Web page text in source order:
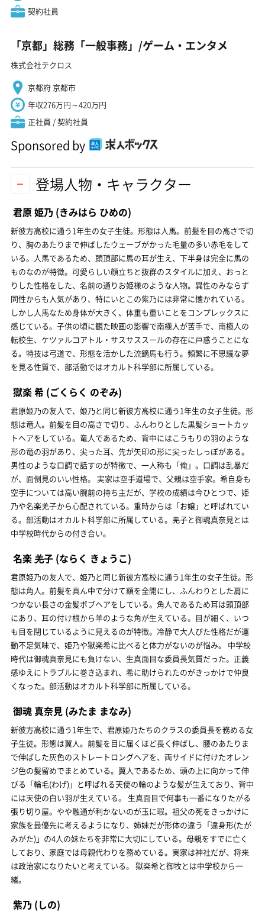
契約社員
「京都」総務「一般事務」/ゲーム・エンタメ
株式会社テクロス
京都府 京都市
年収276万円～420万円
正社員 / 契約社員
Sponsored by
登場人物・キャラクター
君原 姫乃 (きみはら ひめの)
新彼方高校に通う1年生の女子生徒。形態は人馬。前髪を目の高さで切
り、胸のあたりまで伸ばしたウェーブがかった毛量の多い赤毛をして
いる。人馬であるため、頭頂部に馬の耳が生え、下半身は完全に馬の
ものなのが特徴。可愛らしい顔立ちと抜群のスタイルに加え、おっと
りした性格をした、名前の通りお姫様のような人物。異性のみならず
同性からも人気があり、特にいとこの紫乃には非常に懐かれている。
しかし人馬なため身体が大きく、体重も重いことをコンプレックスに
感じている。子供の頃に観た映画の影響で南極人が苦手で、南極人の
転校生、ケツァルコアトル・サスサススールの存在に戸惑うことにな
る。特技は弓道で、形態を活かした流鏑馬も行う。頻繁に不思議な夢
を見る性質で、部活動ではオカルト科学部に所属している。
獄楽 希 (ごくらく のぞみ)
君原姫乃の友人で、姫乃と同じ新彼方高校に通う1年生の女子生徒。形
態は竜人。前髪を目の高さで切り、ふんわりとした黒髪ショートカッ
トヘアをしている。竜人であるため、背中にはこうもりの羽のような
形の竜の羽があり、尖った耳、先が矢印の形に尖ったしっぽがある。
男性のような口調で話すのが特徴で、一人称も「俺」。口調は乱暴だ
が、面倒見のいい性格。 実家は空手道場で、父親は空手家。希自身も
空手については高い腕前の持ち主だが、学校の成績は今ひとつで、姫
乃や名楽羌子から心配されている。重時からは「お嬢」と呼ばれてい
る。部活動はオカルト科学部に所属している。羌子と御魂真奈見とは
中学校時代からの付き合い。
名楽 羌子 (ならく きょうこ)
君原姫乃の友人で、姫乃と同じ新彼方高校に通う1年生の女子生徒。形
態は角人。前髪を真ん中で分けて額を全開にし、ふんわりとした肩に
つかない長さの金髪ボブヘアをしている。角人であるため耳は頭頂部
にあり、耳の付け根から羊のような角が生えている。目が細く、いつ
も目を閉じているように見えるのが特徴。冷静で大人びた性格だが運
動不足気味で、姫乃や獄楽希に比べると体力がないのが悩み。 中学校
時代は御魂真奈見にも負けない、生真面目な委員長気質だった。正義
感ゆえにトラブルに巻き込まれ、希に助けられたのがきっかけで仲良
くなった。部活動はオカルト科学部に所属している。
御魂 真奈見 (みたま まなみ)
新彼方高校に通う1年生で、君原姫乃たちのクラスの委員長を務める女
子生徒。形態は翼人。前髪を目に届くほど長く伸ばし、腰のあたりま
で伸ばした灰色のストレートロングヘアを、両サイドに付けたオレン
ジ色の髪留めでまとめている。翼人であるため、頭の上に向かって伸
びる「輪毛(わげ)」と呼ばれる天使の輪のような髪が生えており、背中
には天使の白い羽が生えている。 生真面目で何事も一番になりたがる
張り切り屋。やや融通が利かないのが玉に瑕。祖父の死をきっかけに
家族を最優先に考えるようになり、姉妹だが形体の違う「違身形(たが
みがた)」の4人の妹たちを非常に大切にしている。母親をすでに亡く
しており、家庭では母親代わりを務めている。実家は神社だが、将来
は政治家になりたいと考えている。 獄楽希と御牧とは中学校から一
緒。
紫乃 (しの)